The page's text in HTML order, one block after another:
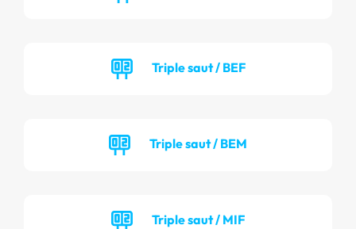
Triple saut / BEF
Triple saut / BEM
Triple saut / MIF